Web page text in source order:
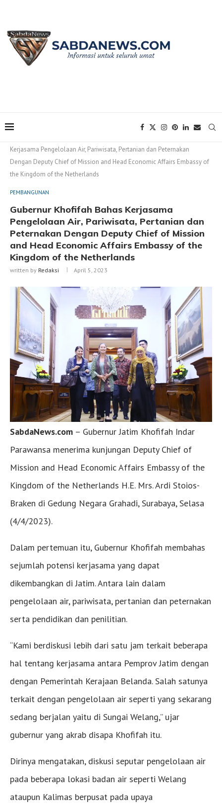
Kerjasama Pengelolaan Air, Pariwisata, Pertanian dan Peternakan
Dengan Deputy Chief of Mission and Head Economic Affairs Embassy of
the Kingdom of the Netherlands
PEMBANGUNAN
Gubernur Khofifah Bahas Kerjasama
Pengelolaan Air, Pariwisata, Pertanian dan
Peternakan Dengan Deputy Chief of Mission
and Head Economic Affairs Embassy of the
Kingdom of the Netherlands
written by Redaksi April 5, 2023
SabdaNews.com – Gubernur Jatim Khofifah Indar
Parawansa menerima kunjungan Deputy Chief of
Mission and Head Economic Affairs Embassy of the
Kingdom of the Netherlands H.E. Mrs. Ardi Stoios-
Braken di Gedung Negara Grahadi, Surabaya, Selasa
(4/4/2023).
Dalam pertemuan itu, Gubernur Khofifah membahas
sejumlah potensi kerjasama yang dapat
dikembangkan di Jatim. Antara lain dalam
pengelolaan air, pariwisata, pertanian dan peternakan
serta pendidikan dan penilitian.
“Kami berdiskusi lebih dari satu jam terkait beberapa
hal tentang kerjasama antara Pemprov Jatim dengan
dengan Pemerintah Kerajaan Belanda. Salah satunya
terkait dengan pengelolaan air seperti yang sekarang
sedang berjalan yaitu di Sungai Welang,” ujar
gubernur yang akrab disapa Khofifah itu.
Dirinya mengatakan, diskusi seputar pengelolaan air
pada beberapa lokasi badan air seperti Welang
ataupun Kalimas berpusat pada upaya